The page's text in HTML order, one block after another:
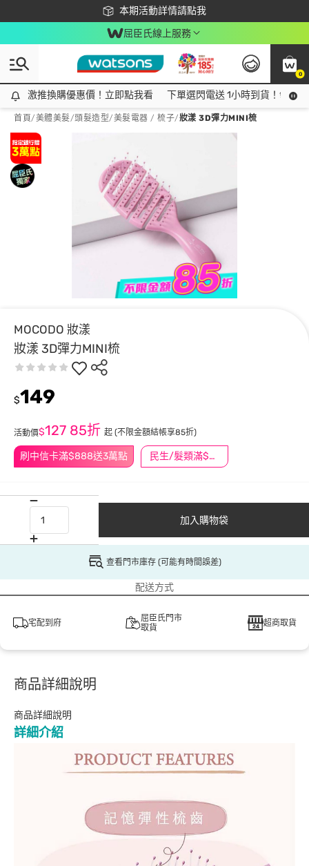
本期活動詳情請點我
下載app最高回饋$350
屈臣氏線上服務
0
激推換購優惠價！立即點我看
激推換購優惠價！立即點我看 下單選閃電送 1小時到貨！領神
首頁/美體美髮/頭髮造型/美髮電器 / 梳子/妝漾 3D彈力MINI梳
MOCODO 妝漾
妝漾 3D彈力MINI梳
刷中信卡滿$888送3萬點 民生/髮類滿$388送舒潔冰巾
$149
活動價$127 85折 起 (不限金額結帳享85折)
加入購物袋
查看門市庫存 (可能有時間誤差)
配送方式
宅配到府
屈臣氏門市
取貨
超商取貨
商品詳細說明
商品詳細說明
詳細介紹